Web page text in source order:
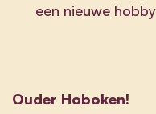
een nieuwe
Ouder Hoboken!